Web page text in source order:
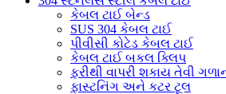
કેબલ ટાઈ બેન્ડ
SUS 304 કેબલ ટાઈ
પીવીસી કોટેડ કેબલ ટાઈ
કેબલ ટાઈ બકલ ક્લિપ
ફરીથી વાપરી શકાય તેવી
ફાસ્ટનિંગ અને કટર ટૂલ